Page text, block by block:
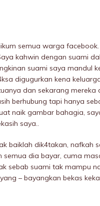
semua warga
kahwin dengan suami
suami saya manduI
digugurkan kena
dan sekarang
berhubung tapi hanya
naik gambar bahagia,
saya..
baiklah dik4takan, nafkah
semua dia bayar, cuma
sebab suami tak mampu
– bayangkan bekas